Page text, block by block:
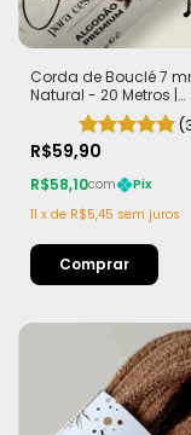
Corda de Bouclé 7
Natural - 20 Metros |
Exclusiva Lelê Crochê |
Estruturada e com
Sofisticado
R$59,90
R$58,10com
Pix
11 x de R$5,45 sem juros